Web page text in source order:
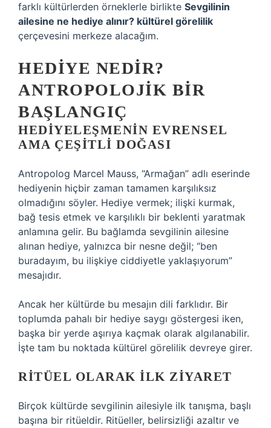
farklı kültürlerden örneklerle birlikte Sevgilinin
ailesine ne hediye alınır? kültürel görelilik
çerçevesini merkeze alacağım.
HEDIYE NEDIR?
ANTROPOLOJIK BIR
BAŞLANGIÇ
HEDIYELEŞMENIN EVRENSEL
AMA ÇEŞITLI DOĞASI
Antropolog Marcel Mauss, “Armağan” adlı eserinde
hediyenin hiçbir zaman tamamen karşılıksız
olmadığını söyler. Hediye vermek; ilişki kurmak,
bağ tesis etmek ve karşılıklı bir beklenti yaratmak
anlamına gelir. Bu bağlamda sevgilinin ailesine
alınan hediye, yalnızca bir nesne değil; “ben
buradayım, bu ilişkiye ciddiyetle yaklaşıyorum”
mesajıdır.
Ancak her kültürde bu mesajın dili farklıdır. Bir
toplumda pahalı bir hediye saygı göstergesi iken,
başka bir yerde aşırıya kaçmak olarak algılanabilir.
İşte tam bu noktada kültürel görelilik devreye girer.
RITÜEL OLARAK İLK ZIYARET
Birçok kültürde sevgilinin ailesiyle ilk tanışma, başlı
başına bir ritüeldir. Ritüeller, belirsizliği azaltır ve